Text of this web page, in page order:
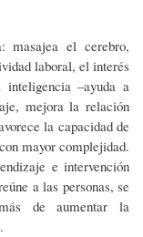
el cerebro,
laboral, el interés
–ayuda a
mejora la relación
la capacidad de
mayor complejidad.
e intervención
a las personas, se
de aumentar la